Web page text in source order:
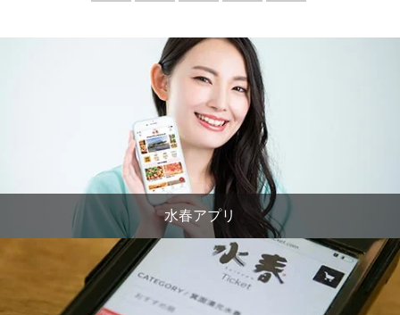
水春アプリ